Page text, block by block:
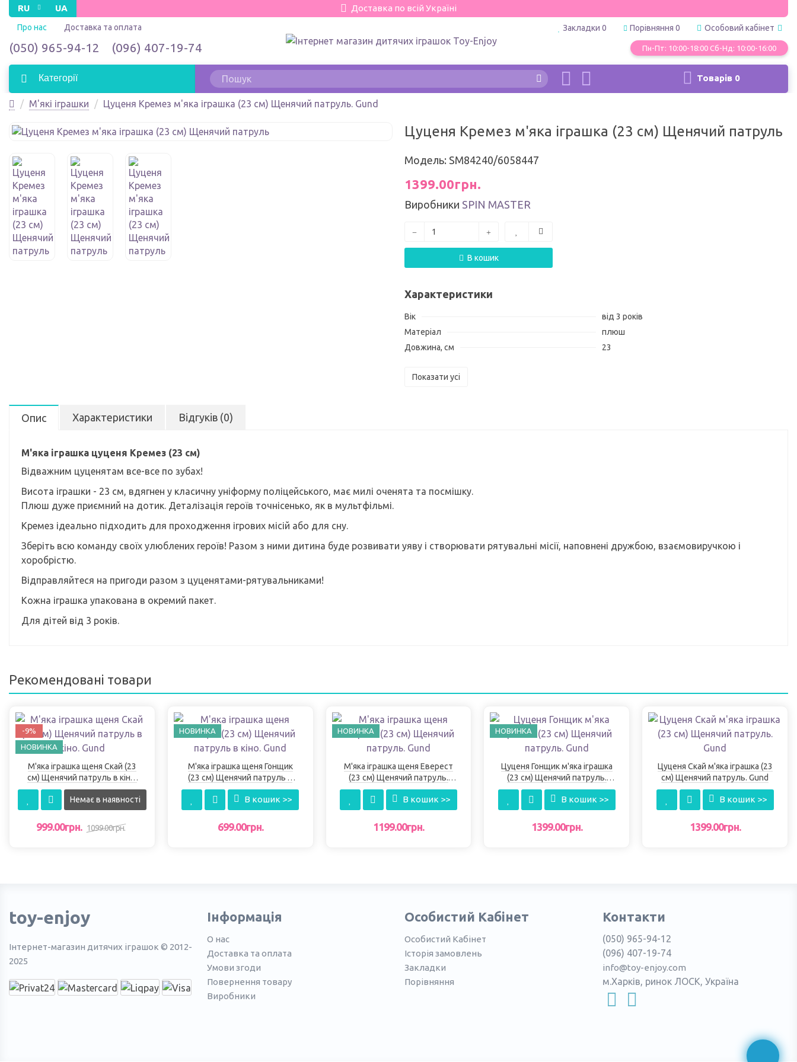
Доставка по всій Україні
RU UA
Про нас Доставка та оплата
(050) 965-94-12 (096) 407-19-74
Закладки 0 Порівняння 0 Особовий кабінет
Пн-Пт: 10:00-18:00 Сб-Нд: 10:00-16:00
Категорії Товарів 0
М'які іграшки Цуценя Кремез м'яка іграшка (23 см) Щенячий патруль. Gund
Цуценя Кремез м'яка іграшка (23 см) Щенячий патруль
Модель: SM84240/6058447
1399.00грн.
Виробники SPIN MASTER
В кошик
Характеристики
Вік
від 3 років
Матеріал
плюш
Довжина, см
23
Показати усі
Опис Характеристики Відгуків (0)
М'яка іграшка цуценя Кремез (23 см)
Відважним цуценятам все-все по зубах!
Висота іграшки - 23 см, вдягнен у класичну уніформу поліцейського, має милі оченята та посмішку.
Плюш дуже приємний на дотик. Деталізація героїв точнісенько, як в мультфільмі.
Кремез ідеально підходить для проходження ігрових місій або для сну.
Зберіть всю команду своїх улюблених героїв! Разом з ними дитина буде розвивати уяву і створювати рятувальні місії, наповнені дружбою, взаємовиручкою і
хоробрістю.
Відправляйтеся на пригоди разом з цуценятами-рятувальниками!
Кожна іграшка упакована в окремий пакет.
Для дітей від 3 років.
Рекомендовані товари
-9%
НОВИНКА
М'яка іграшка щеня Скай (23
см) Щенячий патруль в кіно.
Gund
Немає в наявності
999.00грн. 1099.00грн.
НОВИНКА
М'яка іграшка щеня Гонщик
(23 см) Щенячий патруль в
кіно. Gund
В кошик >>
699.00грн.
НОВИНКА
М'яка іграшка щеня Еверест
(23 см) Щенячий патруль.
Gund
В кошик >>
1199.00грн.
НОВИНКА
Цуценя Гонщик м'яка іграшка
(23 см) Щенячий патруль.
Gund
В кошик >>
1399.00грн.
Цуценя Скай м'яка іграшка (23
см) Щенячий патруль. Gund
В кошик >>
1399.00грн.
toy-enjoy
Інтернет-магазин дитячих іграшок © 2012-
2025
Інформація
О нас
Доставка та оплата
Умови згоди
Повернення товару
Виробники
Особистий Кабінет
Особистий Кабінет
Історія замовлень
Закладки
Порівняння
Контакти
(050) 965-94-12
(096) 407-19-74
info@toy-enjoy.com
м.Харків, ринок ЛОСК, Україна